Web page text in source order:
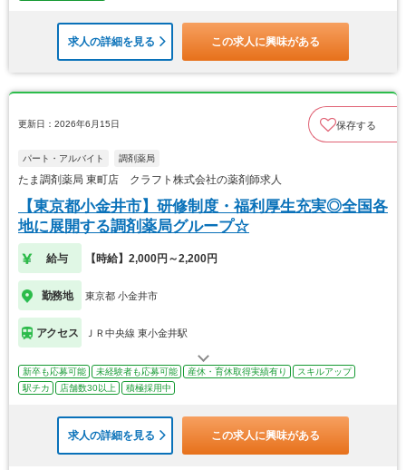
求人の詳細を見る この求人に興味がある
更新日：2026年6月15日 保存する
パート・アルバイト 調剤薬局
たま調剤薬局 東町店 クラフト株式会社の薬剤師求人
【東京都小金井市】研修制度・福利厚生充実◎全国各
地に展開する調剤薬局グループ☆
給与 【時給】2,000円～2,200円
勤務地 東京都 小金井市
アクセス ＪＲ中央線 東小金井駅
新卒も応募可能 未経験者も応募可能 産休・育休取得実績有り
スキルアップ
駅チカ
店舗数30以上 積極採用中
求人の詳細を見る この求人に興味がある